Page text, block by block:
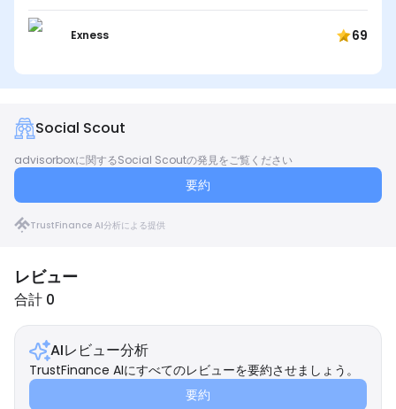
Exness 69
Social Scout
advisorboxに関するSocial Scoutの発見をご覧ください
要約
TrustFinance AI分析による提供
レビュー
合計 0
AIレビュー分析
TrustFinance AIにすべてのレビューを要約させましょう。
要約